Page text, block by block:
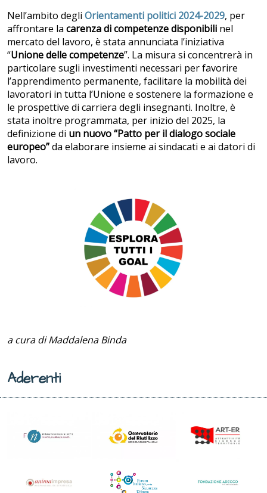
Nell’ambito degli Orientamenti politici 2024-2029, per
affrontare la carenza di competenze disponibili nel
mercato del lavoro, è stata annunciata l’iniziativa
“Unione delle competenze”. La misura si concentrerà in
particolare sugli investimenti necessari per favorire
l’apprendimento permanente, facilitare la mobilità dei
lavoratori in tutta l’Unione e sostenere la formazione e
le prospettive di carriera degli insegnanti. Inoltre, è
stata inoltre programmata, per inizio del 2025, la
definizione di un nuovo “Patto per il dialogo sociale
europeo”da elaborare insieme ai sindacati e ai datori di
lavoro.
a cura di Maddalena Binda
Aderenti